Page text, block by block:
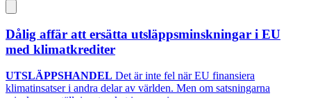
Dålig affär att ersätta utsläppsminskningar i EU
med klimatkrediter
UTSLÄPPSHANDEL Det är inte fel när EU finansiera
klimatinsatser i andra delar av världen. Men om satsningarna